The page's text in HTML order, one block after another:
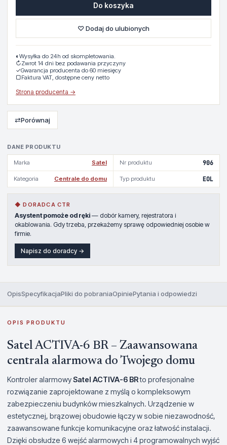
DANE PRODUKTU
Marka Satel Nr produktu 906
Kategoria Centrale do domu Typ produktu EOL
◆ DORADCA CTR
Asystent pomoże od ręki — dobór kamery, rejestratora i
okablowania. Gdy trzeba, przekażemy sprawę odpowiedniej osobie w
firmie.
Napisz do doradcy →
Do koszyka
♡ Dodaj do ulubionych
◐ Wysyłka do 24h od skompletowania.
↻Zwrot 14 dni bez podawania przyczyny
✓Gwarancja producenta do 60 miesięcy
▢Faktura VAT, dostępne ceny netto
Strona producenta →
⇄Porównaj
OpisSpecyfikacjaPliki do pobraniaOpiniePytania i odpowiedzi
OPIS PRODUKTU
Satel ACTIVA-6 BR – Zaawansowana
centrala alarmowa do Twojego domu
Kontroler alarmowySatel ACTIVA-6 BRto profesjonalne
rozwiązanie zaprojektowane z myślą o kompleksowym
zabezpieczeniu budynków mieszkalnych. Urządzenie w
estetycznej, brązowej obudowie łączy w sobie niezawodność,
zaawansowane funkcje komunikacyjne oraz łatwość instalacji.
Dzięki obsłudze 6 wejść alarmowych i 4 programowalnych wyjść